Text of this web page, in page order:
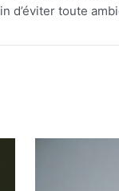
d’éviter toute